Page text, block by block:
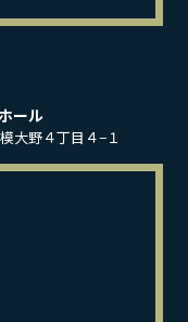
ール
大野４丁目４−１